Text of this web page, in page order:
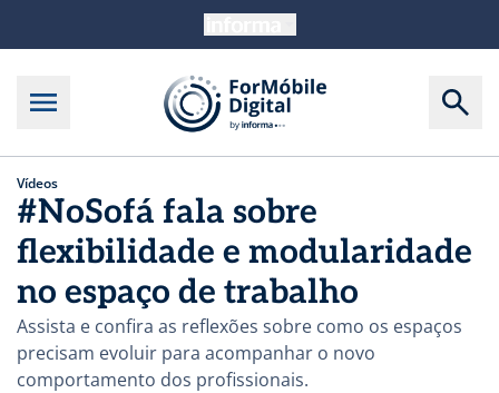
Vídeos
#NoSofá fala sobre
flexibilidade e modularidade
no espaço de trabalho
Assista e confira as reflexões sobre como os espaços
precisam evoluir para acompanhar o novo
comportamento dos profissionais.